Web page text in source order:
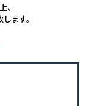
、
ます。